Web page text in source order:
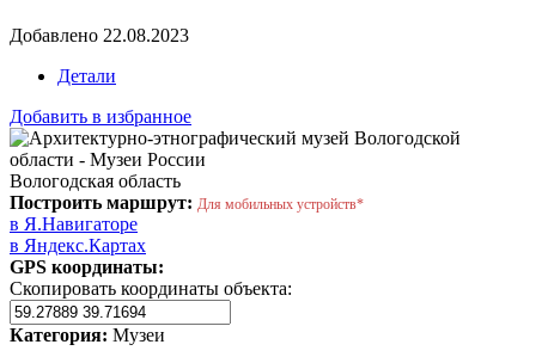
Добавлено 22.08.2023
Детали
Добавить в избранное
Вологодская область
Построить маршрут: Для мобильных устройств*
в Я.Навигаторе
в Яндекс.Картах
GPS координаты:
Скопировать координаты объекта:
Категория: Музеи